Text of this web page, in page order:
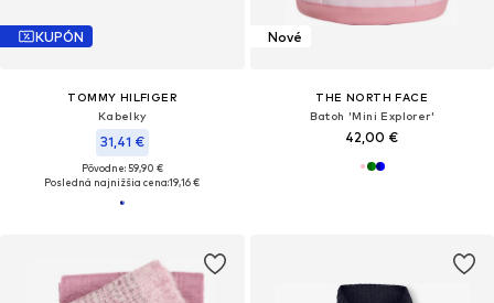
KUPÓN
TOMMY HILFIGER
Kabelky
31,41 €
Pôvodne: 59,90 €
Posledná najnižšia cena:19,16 €
Nové
THE NORTH FACE
Batoh 'Mini Explorer'
42,00 €